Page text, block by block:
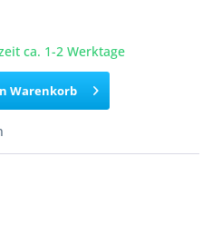
ca. 1-2 Werktage
Warenkorb